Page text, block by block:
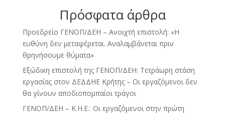
Πρόσφατα άρθρα
Προεδρείο ΓΕΝΟΠ/ΔΕΗ – Ανοιχτή επιστολή: «Η
ευθύνη δεν μεταφέρεται. Αναλαμβάνεται πριν
θρηνήσουμε θύματα»
Εξώδικη επιστολή της ΓΕΝΟΠ/ΔΕΗ: Τετράωρη στάση
εργασίας στον ΔΕΔΔΗΕ Κρήτης – Οι εργαζόμενοι δεν
θα γίνουν αποδιοπομπαίοι τράγοι
ΓΕΝΟΠ/ΔΕΗ – Κ.Η.Ε.: Οι εργαζόμενοι στην πρώτη